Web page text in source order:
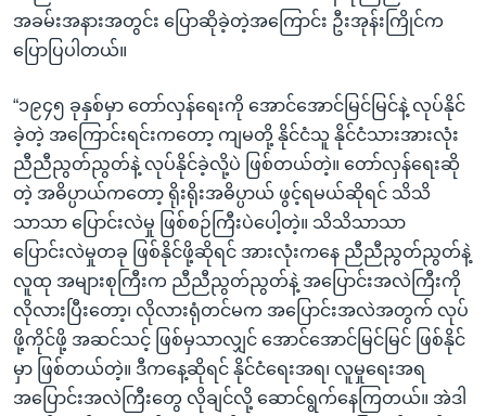
အခမ်းအနားအတွင်း ပြောဆိုခဲ့တဲ့အကြောင်း ဦးအုန်းကြိုင်က
ပြောပြပါတယ်။
“၁၉၄၅ ခုနှစ်မှာ တော်လှန်ရေးကို အောင်အောင်မြင်မြင်နဲ့ လုပ်နိုင်
ခဲ့တဲ့ အကြောင်းရင်းကတော့ ကျမတို့ နိုင်ငံသူ နိုင်ငံသားအားလုံး
ညီညီညွတ်ညွတ်နဲ့ လုပ်နိုင်ခဲ့လို့ပဲ ဖြစ်တယ်တဲ့။ တော်လှန်ရေးဆို
တဲ့ အဓိပ္ပာယ်ကတော့ ရိုးရိုးအဓိပ္ပာယ် ဖွင့်ရမယ်ဆိုရင် သိသိ
သာသာ ပြောင်းလဲမှု ဖြစ်စဉ်ကြီးပဲပေါ့တဲ့။ သိသိသာသာ
ပြောင်းလဲမှုတခု ဖြစ်နိုင်ဖို့ဆိုရင် အားလုံးကနေ ညီညီညွတ်ညွတ်နဲ့
လူထု အများစုကြီးက ညီညီညွတ်ညွတ်နဲ့ အပြောင်းအလဲကြီးကို
လိုလားပြီးတော့၊ လိုလားရုံတင်မက အပြောင်းအလဲအတွက် လုပ်
ဖို့ကိုင်ဖို့ အဆင်သင့် ဖြစ်မှသာလျှင် အောင်အောင်မြင်မြင် ဖြစ်နိုင်
မှာ ဖြစ်တယ်တဲ့။ ဒီကနေ့ဆိုရင် နိုင်ငံရေးအရ၊ လူမှုရေးအရ
အပြောင်းအလဲကြီးတွေ လိုချင်လို့ ဆောင်ရွက်နေကြတယ်။ အဲဒါ